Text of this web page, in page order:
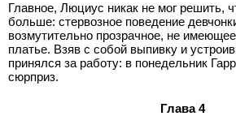
Главное, Люциус никак не мог решить,
больше: стервозное поведение
возмутительно прозрачное, не
платье. Взяв с собой выпивку и
принялся за работу: в понедельник
сюрприз.
Глава 4